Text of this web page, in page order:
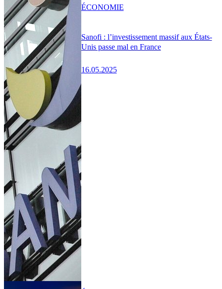
Sanofi : l’investissement massif aux États-
Unis passe mal en France
16.05.2025
ÉCONOMIE